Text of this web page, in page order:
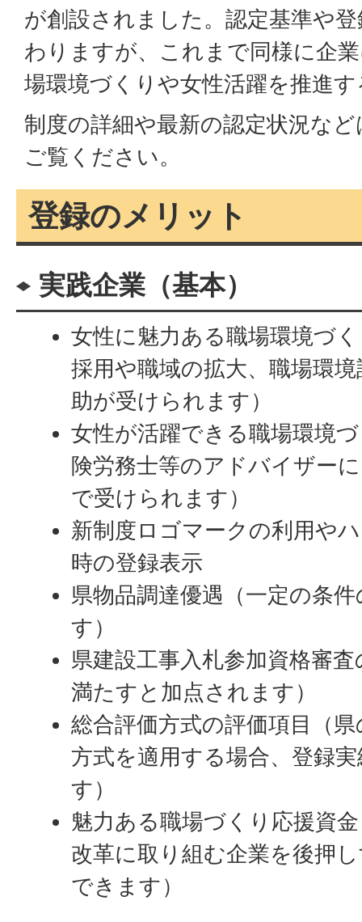
が創設されました。認定基準や
わりますが、これまで同様に企
場環境づくりや女性活躍を推進
制度の詳細や最新の認定状況など
ご覧ください。
登録のメリット
実践企業（基本）
女性に魅力ある職場環境づ
採用や職域の拡大、職場環
助が受けられます）
女性が活躍できる職場環境
険労務士等のアドバイザー
で受けられます）
新制度ロゴマークの利用や
時の登録表示
県物品調達優遇（一定の条
す）
県建設工事入札参加資格審
満たすと加点されます）
総合評価方式の評価項目（
方式を適用する場合、登録
す）
魅力ある職場づくり応援資
改革に取り組む企業を後押
できます）